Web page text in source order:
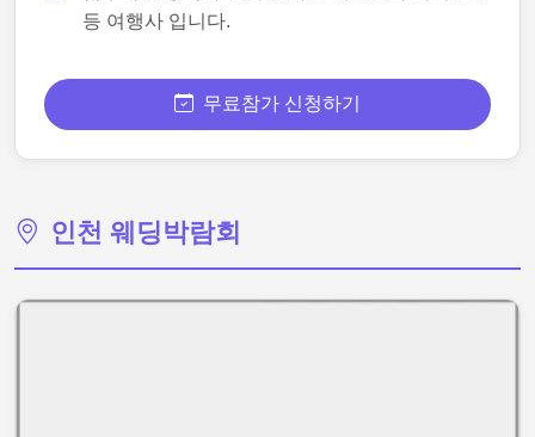
등 여행사 입니다.
무료참가 신청하기
인천 웨딩박람회